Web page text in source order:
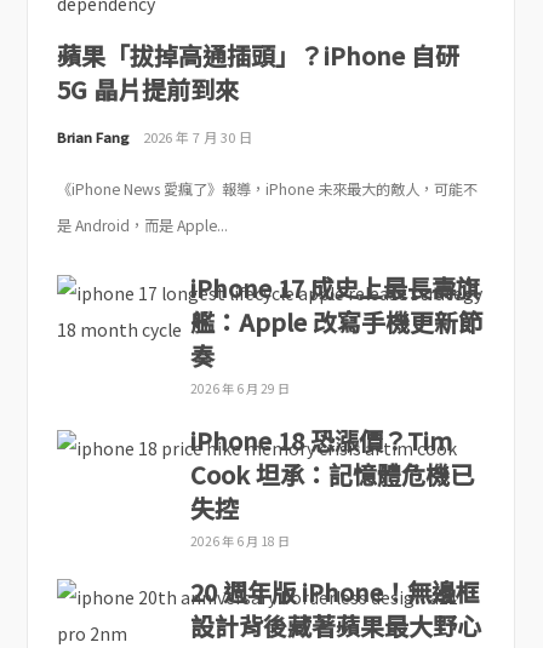
蘋果「拔掉高通插頭」？iPhone 自研
5G 晶片提前到來
Brian Fang 2026 年 7 月 30 日
《iPhone News 愛瘋了》報導，iPhone 未來最大的敵人，可能不
是 Android，而是 Apple...
iPhone 17 成史上最長壽旗
艦：Apple 改寫手機更新節
奏
2026 年 6 月 29 日
iPhone 18 恐漲價？Tim
Cook 坦承：記憶體危機已
失控
2026 年 6 月 18 日
20 週年版 iPhone！無邊框
設計背後藏著蘋果最大野心